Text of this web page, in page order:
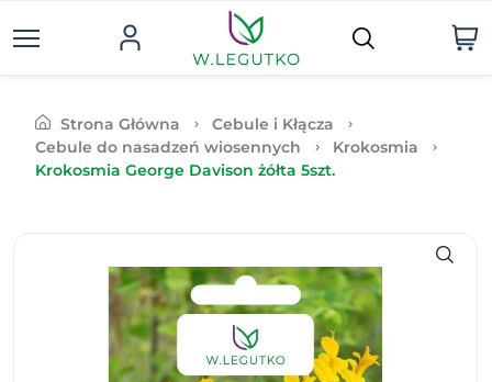
Strona Główna
Cebule i Kłącza
Cebule do nasadzeń wiosennych
Krokosmia
Krokosmia George Davison żółta 5szt.